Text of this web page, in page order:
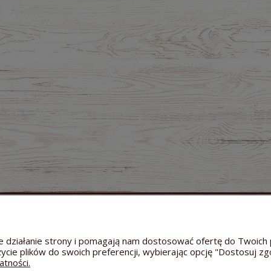
Przechowalnia
Reklamacja towaru
Bezpieczeństwo dostawy
działanie strony i pomagają nam dostosować ofertę do
plików do swoich preferencji, wybierając opcję "Dostosuj